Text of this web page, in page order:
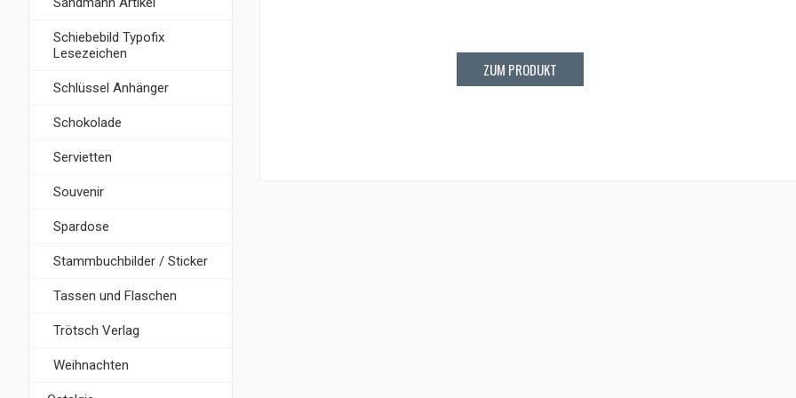
Schiebebild Typofix
Lesezeichen
Schlüssel Anhänger
Schokolade
Servietten
Souvenir
Spardose
Stammbuchbilder / Sticker
Tassen und Flaschen
Trötsch Verlag
Weihnachten
ZUM PRODUKT